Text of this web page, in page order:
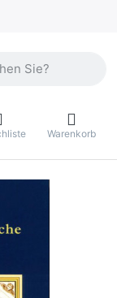
ein.
Warenkorb